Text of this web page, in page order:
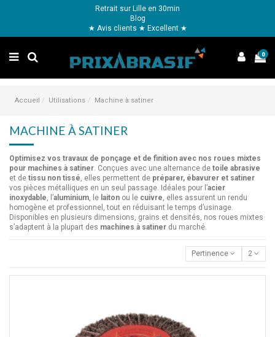
Retrait sur Lille en 30min
Blog
★ Avis clients ★ Excellent ★
0
Accueil Utilisations Machine à satiner
MACHINE À SATINER
Optimisez vos travaux de ponçage et de finition avec nos roues mixtes
pour machines à satiner. Conçues avec une alternance de toile abrasive
et de tissu non tissé, elles permettent de préparer, ébavurer et satiner
vos pièces métalliques en un seul passage. Idéales pour l’acier
inoxydable, l’aluminium, le laiton ou le cuivre, elles assurent un rendu
homogène et professionnel, tout en réduisant le temps d’usinage.
Disponibles en plusieurs dimensions, grains et densités, nos roues mixtes
s’adaptent à la plupart des machines à satiner du marché.
Pertinence 2